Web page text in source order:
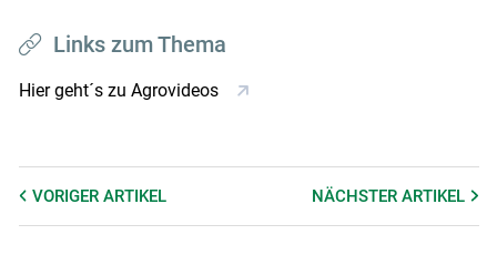
Links zum Thema
Hier geht´s zu Agrovideos
VORIGER ARTIKEL NÄCHSTERARTIKEL